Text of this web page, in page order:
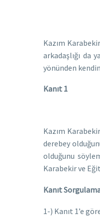
Kazım
arkadaşlığı da
yönünden
Kanıt 1
Kazım
derebey
olduğunu
Karabekir ve
Kanıt
1-) Kanıt 1’e